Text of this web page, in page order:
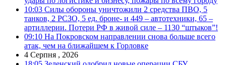
10:03 Силы обороны уничтожили 2 средства ПВО, 5
танков, 2 РСЗО, 5 ед. броне- и 449 – автотехники, 65 –
артиллерии. Потери РФ в живой силе – 1130 “штыков”!
09:10 На Покровском направлении снова больше всего
атак, чем на ближайшем к Горловке
4 Серпня , 2026